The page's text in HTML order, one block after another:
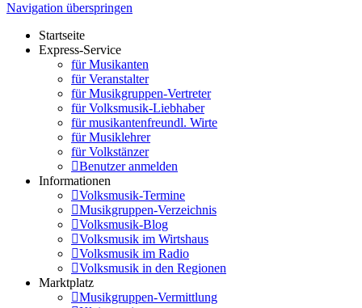
Navigation überspringen
Startseite
Express-Service
für Musikanten
für Veranstalter
für Musikgruppen-Vertreter
für Volksmusik-Liebhaber
für musikantenfreundl. Wirte
für Musiklehrer
für Volkstänzer
Benutzer anmelden
Informationen
Volksmusik-Termine
Musikgruppen-Verzeichnis
Volksmusik-Blog
Volksmusik im Wirtshaus
Volksmusik im Radio
Volksmusik in den Regionen
Marktplatz
Musikgruppen-Vermittlung